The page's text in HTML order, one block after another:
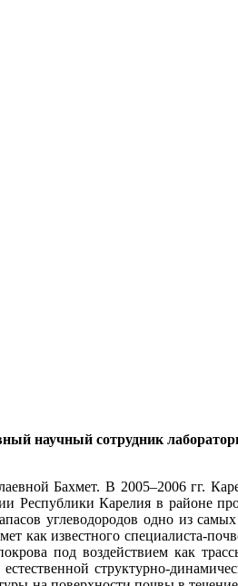
научный сотрудник
Бахмет. В 2005–2006 гг.
Карелия в районе
углеводородов одно из
известного специалиста-
под воздействием как
структурно-